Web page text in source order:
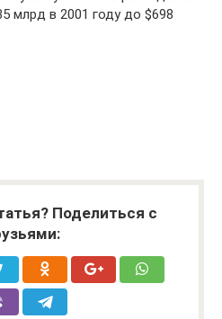
млрд в 2001 году до $698
Поделиться с